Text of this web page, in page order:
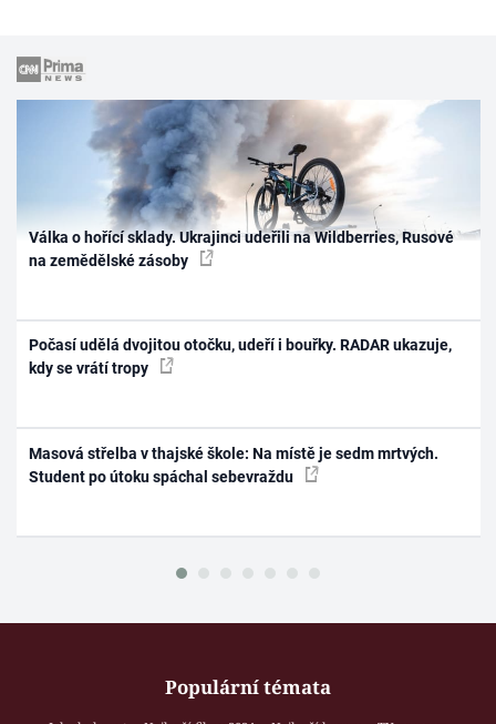
Válka o hořící sklady. Ukrajinci udeřili na Wildberries, Rusové
na zemědělské zásoby
Počasí udělá dvojitou otočku, udeří i bouřky. RADAR ukazuje,
kdy se vrátí tropy
Masová střelba v thajské škole: Na místě je sedm mrtvých.
Student po útoku spáchal sebevraždu
Populární témata